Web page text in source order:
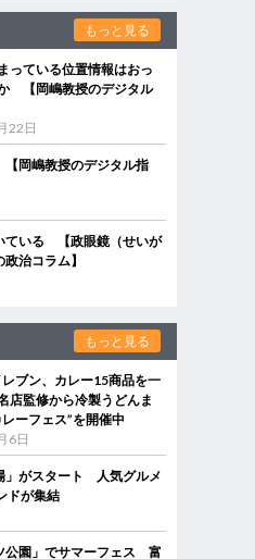
もっと見る
っている位置情報はおっ
【岡嶋教授のデジタル
22日
岡嶋教授のデジタル指
ている 【政眼鏡（せいが
治コラム】
もっと見る
レブン、カレー15商品を一
監修から冷製うどんま
ーフェス”を開催中
6日
」がスタート 人気グルメ
ドが集結
公園」でサマーフェス 富